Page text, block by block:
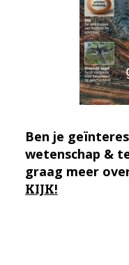
Ben je
wetenschap &
graag meer
KIJK!